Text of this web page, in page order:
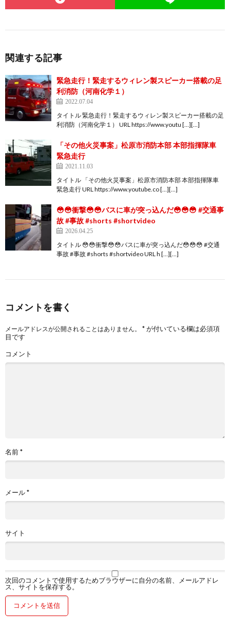
関連する記事
緊急走行！緊走するウィレン製スピーカー搭載の足
利消防（河南化学１）
2022.07.04
タイトル 緊急走行！緊走するウィレン製スピーカー搭載の足
利消防（河南化学１） URL https://www.youtu […][…]
「その他火災事案」松原市消防本部 本部指揮隊車
緊急走行
2021.11.03
タイトル 「その他火災事案」松原市消防本部 本部指揮隊車
緊急走行 URL https://www.youtube.co […][…]
😳😳衝撃😳😳バスに車が突っ込んだ😳😳😳 #交通事
故 #事故 #shorts #shortvideo
2026.04.25
タイトル 😳😳衝撃😳😳バスに車が突っ込んだ😳😳😳 #交通
事故 #事故 #shorts #shortvideo URL h […][…]
コメントを書く
メールアドレスが公開されることはありません。 *が付いている欄は必須項
目です
コメント
名前*
メール*
サイト
次回のコメントで使用するためブラウザーに自分の名前、メールアドレ
ス、サイトを保存する。